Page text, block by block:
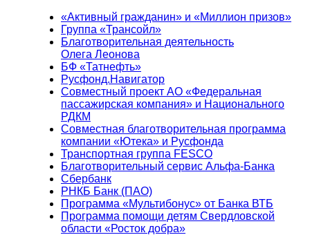
«Активный гражданин» и «Миллион призов»
Группа «Трансойл»
Благотворительная деятельность
Олега Леонова
БФ «Татнефть»
Русфонд.Навигатор
Совместный проект АО «Федеральная
пассажирская компания» и Национального
РДКМ
Совместная благотворительная программа
компании «Ютека» и Русфонда
Транспортная группа FESCO
Благотворительный сервис Альфа-Банка
Сбербанк
РНКБ Банк (ПАО)
Программа «Мультибонус» от Банка ВТБ
Программа помощи детям Свердловской
области «Росток добра»